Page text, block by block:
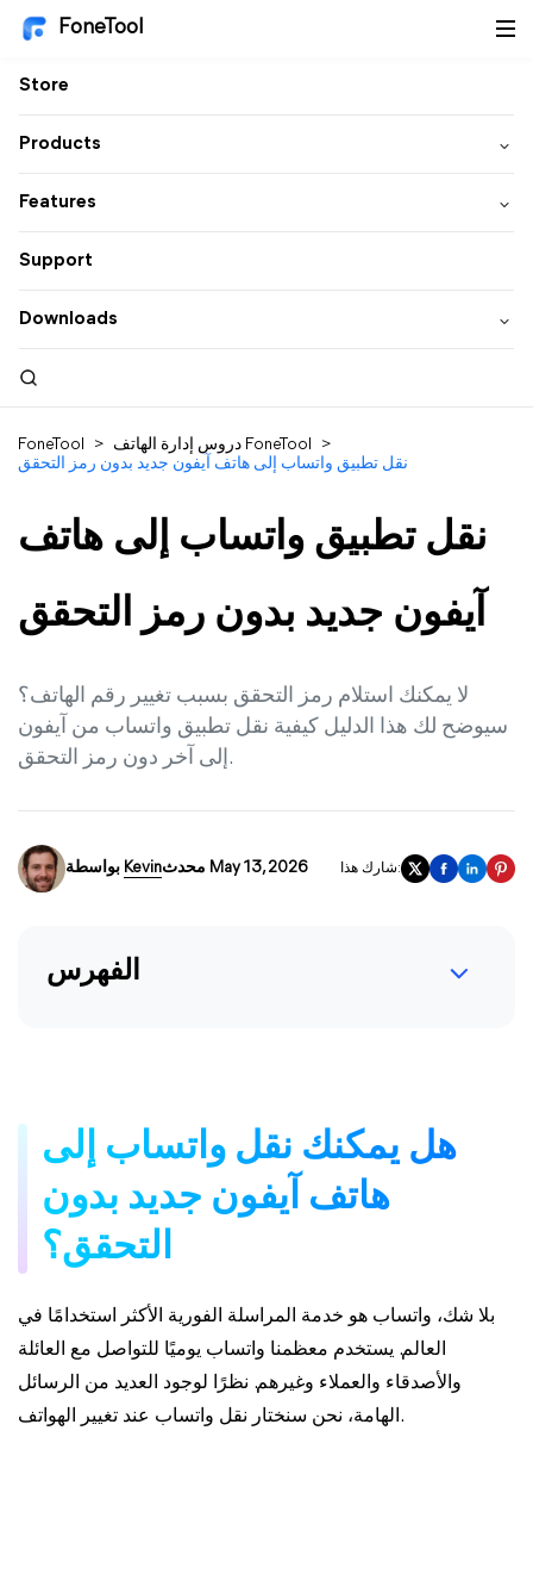
FoneTool
Store
Products
Features
Support
Downloads
FoneTool > دروس إدارة الهاتف FoneTool
>
نقل تطبيق واتساب إلى هاتف آيفون جديد بدون رمز التحقق
نقل تطبيق واتساب إلى هاتف
آيفون جديد بدون رمز التحقق
لا يمكنك استلام رمز التحقق بسبب تغيير رقم الهاتف؟
سيوضح لك هذا الدليل كيفية نقل تطبيق واتساب من آيفون
إلى آخر دون رمز التحقق.
Kevin محدث May 13, 2026 شارك هذا:
الفهرس
هل يمكنك نقل واتساب إلى
هاتف آيفون جديد بدون
التحقق؟
بلا شك، واتساب هو خدمة المراسلة الفورية الأكثر استخدامًا في
العالم. يستخدم معظمنا واتساب يوميًا للتواصل مع العائلة
والأصدقاء والعملاء وغيرهم. نظرًا لوجود العديد من الرسائل
الهامة، نحن سنختار نقل واتساب عند تغيير الهواتف.